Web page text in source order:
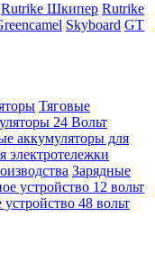
Rutrike Шкипер Rutrike
Skyboard GT
Тяговые
24 Вольт
аккумуляторы для
электротележки
Зарядные
устройство 12 вольт
устройство 48 вольт